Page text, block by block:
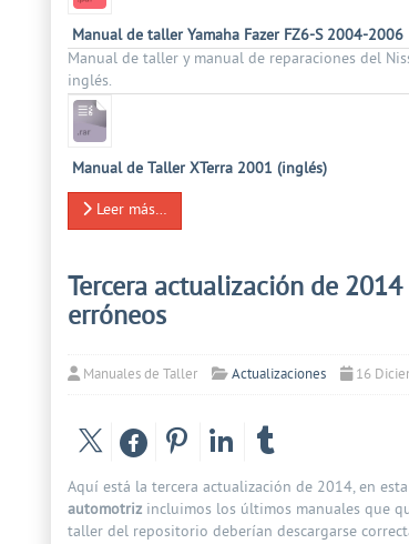
Manual de taller Yamaha Fazer FZ6-S 2004-2006
Manual de taller y manual de reparaciones del
inglés.
Manual de Taller XTerra 2001 (inglés)
Leer más…
Tercera actualización de
erróneos
Manuales de Taller Actualizaciones 16
Aquí está la tercera actualización de 2014, en
automotrizincluimos los últimos manuales que
taller del repositorio deberían descargarse